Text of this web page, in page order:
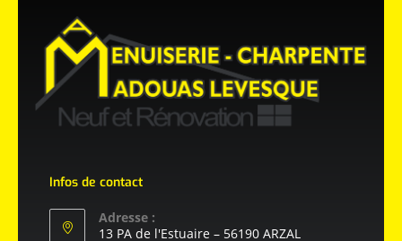
Infos de contact
Adresse :
13 PA de l'Estuaire – 56190 ARZAL